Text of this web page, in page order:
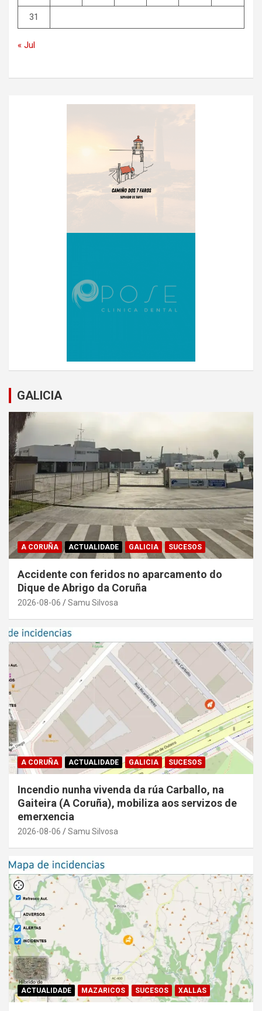
31
« Jul
GALICIA
A CORUÑA ACTUALIDADE GALICIA SUCESOS
Accidente con feridos no aparcamento do
Dique de Abrigo da Coruña
2026-08-06 Samu Silvosa
A CORUÑA ACTUALIDADE GALICIA SUCESOS
Incendio nunha vivenda da rúa Carballo, na
Gaiteira (A Coruña), mobiliza aos servizos de
emerxencia
2026-08-06 Samu Silvosa
ACTUALIDADE MAZARICOS SUCESOS XALLAS